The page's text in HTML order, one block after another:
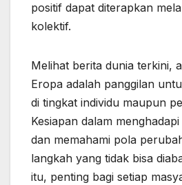
positif dapat diterapkan
kolektif.
Melihat berita dunia terkini,
Eropa adalah panggilan
di tingkat individu maupun
Kesiapan dalam
dan memahami pola
langkah yang tidak bisa
itu, penting bagi setiap